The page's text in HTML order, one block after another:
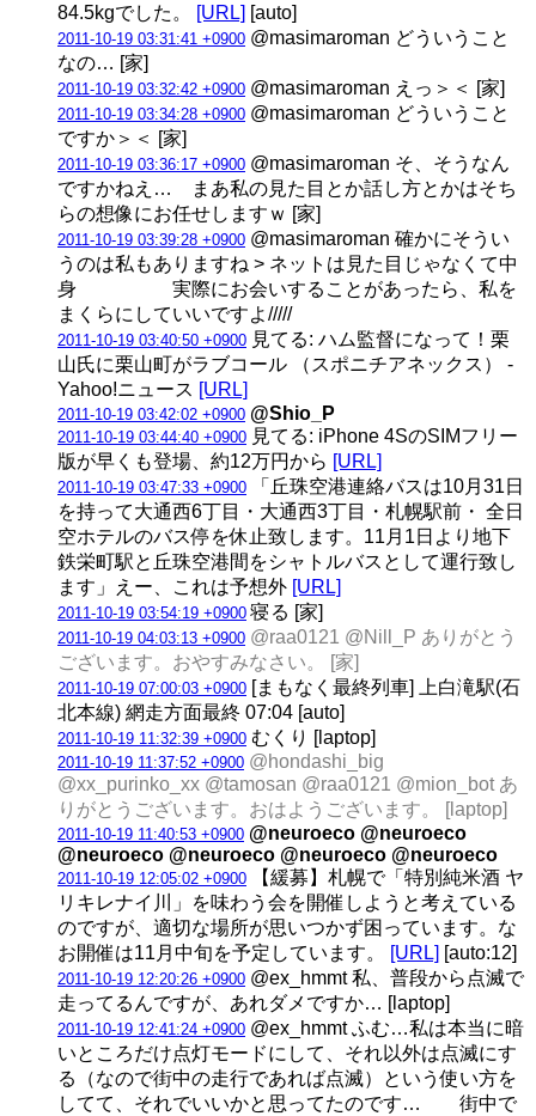
84.5kgでした。
[URL] [auto]
2011-10-19 03:31:41 +0900 @masimaroman どういうこと
なの… [家]
2011-10-19 03:32:42 +0900 @masimaroman えっ＞＜ [家]
2011-10-19 03:34:28 +0900 @masimaroman どういうこと
ですか＞＜ [家]
2011-10-19 03:36:17 +0900 @masimaroman そ、そうなん
ですかねえ… まあ私の見た目とか話し方とかはそち
らの想像にお任せしますｗ [家]
2011-10-19 03:39:28 +0900 @masimaroman 確かにそうい
うのは私もありますね > ネットは見た目じゃなくて中
身 実際にお会いすることがあったら、私を
まくらにしていいですよ/////
2011-10-19 03:40:50 +0900 見てる: ハム監督になって！栗
山氏に栗山町がラブコール （スポニチアネックス） -
Yahoo!ニュース [URL]
2011-10-19 03:42:02 +0900 @Shio_P
2011-10-19 03:44:40 +0900 見てる: iPhone 4SのSIMフリー
版が早くも登場、約12万円から [URL]
2011-10-19 03:47:33 +0900 「丘珠空港連絡バスは10月31日
を持って大通西6丁目・大通西3丁目・札幌駅前・ 全日
空ホテルのバス停を休止致します。11月1日より地下
鉄栄町駅と丘珠空港間をシャトルバスとして運行致し
ます」えー、これは予想外 [URL]
2011-10-19 03:54:19 +0900 寝る [家]
2011-10-19 04:03:13 +0900 @raa0121 @Nill_P ありがとう
ございます。おやすみなさい。 [家]
2011-10-19 07:00:03 +0900 [まもなく最終列車] 上白滝駅(石
北本線) 網走方面最終 07:04 [auto]
2011-10-19 11:32:39 +0900 むくり [laptop]
2011-10-19 11:37:52 +0900 @hondashi_big
@xx_purinko_xx @tamosan @raa0121 @mion_bot あ
りがとうございます。おはようございます。 [laptop]
2011-10-19 11:40:53 +0900 @neuroeco @neuroeco
@neuroeco @neuroeco @neuroeco @neuroeco
2011-10-19 12:05:02 +0900 【緩募】札幌で「特別純米酒 ヤ
リキレナイ川」を味わう会を開催しようと考えている
のですが、適切な場所が思いつかず困っています。な
お開催は11月中旬を予定しています。
[URL] [auto:12]
2011-10-19 12:20:26 +0900 @ex_hmmt 私、普段から点滅で
走ってるんですが、あれダメですか… [laptop]
2011-10-19 12:41:24 +0900 @ex_hmmt ふむ…私は本当に暗
いところだけ点灯モードにして、それ以外は点滅にす
る（なので街中の走行であれば点滅）という使い方を
してて、それでいいかと思ってたのです… 街中で